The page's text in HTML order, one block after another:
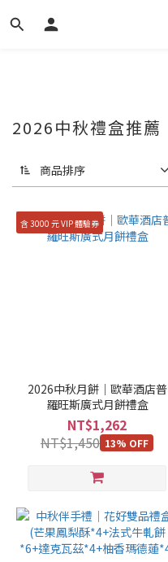
2026中秋禮盒推薦
商品排序
含 3000 元 VIP 體驗券
2026中秋月餅｜歐華酒店普
羅旺斯廣式月餅禮盒
NT$1,262
NT$1,450 13% OFF